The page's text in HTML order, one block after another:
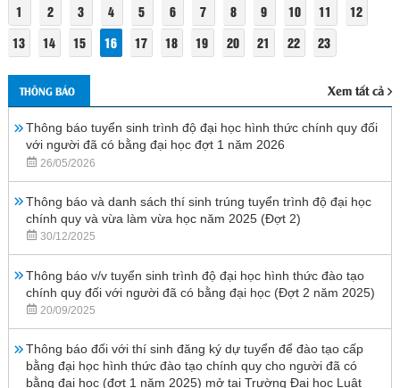
1 2 3 4 5 6 7 8 9 10 11
12
13
14 15 16 17 18 19 20 21 22 23
THÔNG BÁO Xem tất cả
Thông báo tuyển sinh trình độ đại học hình thức chính quy đối
với người đã có bằng đại học đợt 1 năm 2026
26/05/2026
Thông báo và danh sách thí sinh trúng tuyển trình độ đại học
chính quy và vừa làm vừa học năm 2025 (Đợt 2)
30/12/2025
Thông báo v/v tuyển sinh trình độ đại học hình thức đào tạo
chính quy đối với người đã có bằng đại học (Đợt 2 năm 2025)
20/09/2025
Thông báo đối với thí sinh đăng ký dự tuyển để đào tạo cấp
bằng đại học hình thức đào tạo chính quy cho người đã có
bằng đại học (đợt 1 năm 2025) mở tại Trường Đại học Luật